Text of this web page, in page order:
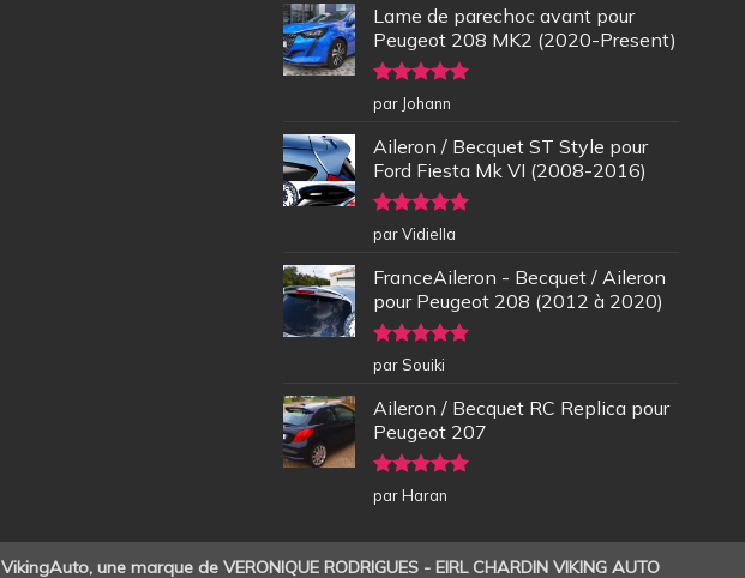
Lame de parechoc avant pour
Peugeot 208 MK2 (2020-Present)
Note5sur
5
par Johann
Aileron / Becquet ST Style pour
Ford Fiesta Mk VI (2008-2016)
Note5sur
5
par Vidiella
FranceAileron - Becquet / Aileron
pour Peugeot 208 (2012 à 2020)
Note5sur
5
par Souiki
Aileron / Becquet RC Replica pour
Peugeot 207
Note5sur
5
par Haran
VikingAuto, une marque de VERONIQUE RODRIGUES - EIRL CHARDIN VIKING AUTO